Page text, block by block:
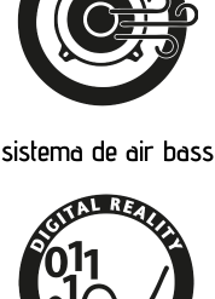
sistema de air bass